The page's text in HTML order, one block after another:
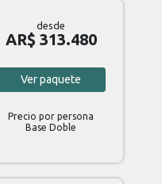
desde
AR$ 313.480
Verpaquete
Precio por persona
Base Doble